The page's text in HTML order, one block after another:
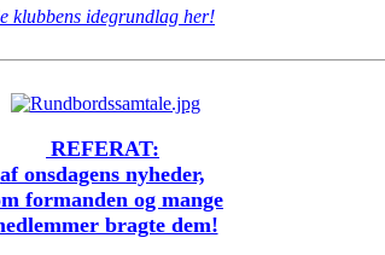
klubbens idegrundlag her!
REFERAT:
af onsdagens nyheder,
formanden og mange
bragte dem!